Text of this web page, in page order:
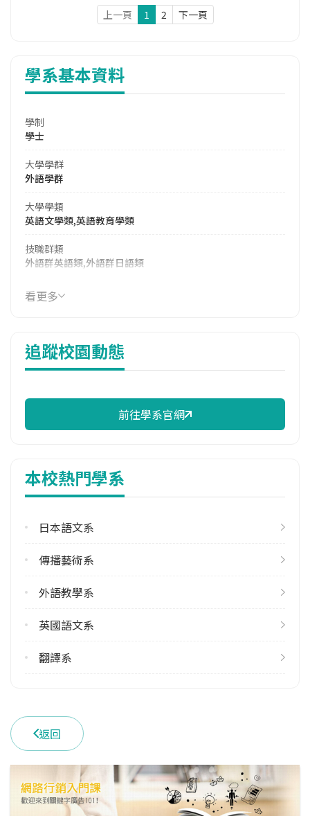
上一頁 1 2 下一頁
學系基本資料
學制
學士
大學學群
外語學群
大學學類
英語文學類,英語教育學類
技職群類
外語群英語類,外語群日語類
114年學費
39,956 元/學期
12,588 元/學期
114年註冊率
113學年度上學期
修輔系人數
113學年度上學期
2
雙主修人數
高雄市三民區民族一路900號
看更多
追蹤校園動態
前往學系官網
本校熱門學系
日本語文系
傳播藝術系
外語教學系
英國語文系
翻譯系
返回